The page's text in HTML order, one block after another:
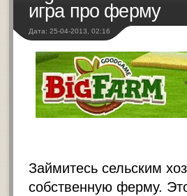
игра про ферму
Дата: 25-04-2013, 02:16
Займитесь сельским
собственную ферму.